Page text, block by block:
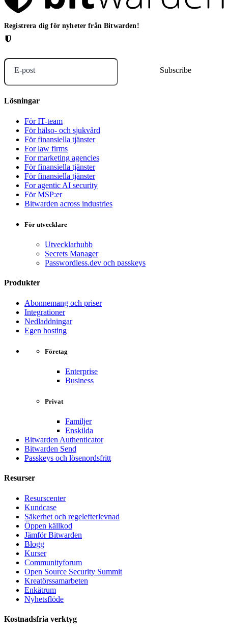
Registrera dig för nyheter från Bitwarden!
E-post
Lösningar
För IT-team
För hälso- och sjukvård
För finansiella tjänster
For law firms
For marketing agencies
För finansiella tjänster
För finansiella tjänster
For agentic AI security
För MSP:er
Bitwarden across industries
För utvecklare
Utvecklarhubb
Secrets Manager
Passwordless.dev och passkeys
Produkter
Abonnemang och priser
Integrationer
Nedladdningar
Egen hosting
Företag
Enterprise
Business
Privat
Familjer
Enskilda
Bitwarden Authenticator
Bitwarden Send
Passkeys och lösenordsfritt
Resurser
Resurscenter
Kundcase
Säkerhet och regelefterlevnad
Öppen källkod
Jämför Bitwarden
Blogg
Kurser
Communityforum
Open Source Security Summit
Kreatörssamarbeten
Enkätrum
Nyhetsflöde
Kostnadsfria verktyg